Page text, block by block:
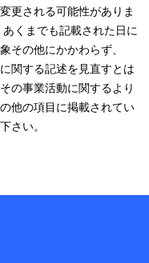
更される可能性がありま
くまでも記載された日に
その他にかかわらず、
関する記述を見直すとは
の事業活動に関するより
他の項目に掲載されてい
さい。